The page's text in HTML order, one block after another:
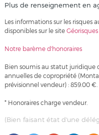
Plus de renseignement en
Les informations sur les risques
disponibles sur le site Géorisques
Notre barème d'honoraires
Bien soumis au statut juridique
annuelles de copropriété
prévisionnel vendeur) : 859.00 €.
* Honoraires charge vendeur.
(Bien faisant état d'une